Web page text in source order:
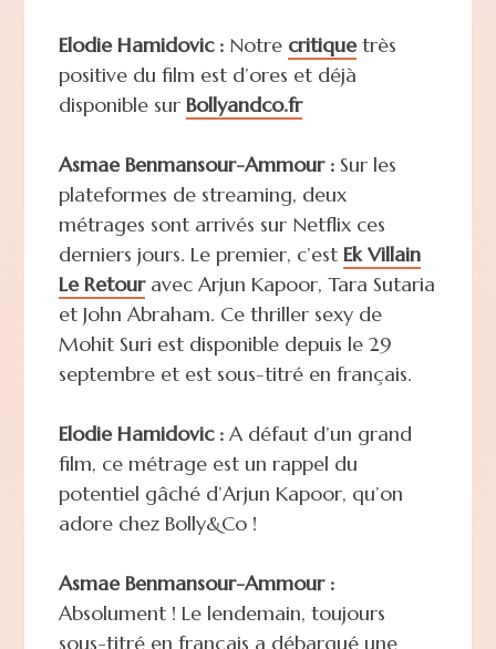
Elodie Hamidovic :Notre critiquetrès
positive du film est d’ores et déjà
disponible sur Bollyandco.fr
Asmae Benmansour-Ammour :Sur les
plateformes de streaming, deux
métrages sont arrivés sur Netflix ces
derniers jours. Le premier, c’est Ek Villain
Le Retouravec Arjun Kapoor, Tara Sutaria
et John Abraham. Ce thriller sexy de
Mohit Suri est disponible depuis le 29
septembre et est sous-titré en français.
Elodie Hamidovic :A défaut d’un grand
film, ce métrage est un rappel du
potentiel gâché d’Arjun Kapoor, qu’on
adore chez Bolly&Co !
Asmae Benmansour-Ammour :
Absolument ! Le lendemain, toujours
sous-titré en français a débarqué une